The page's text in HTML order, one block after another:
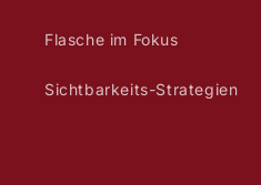
Flasche im Fokus
Sichtbarkeits-Strategien